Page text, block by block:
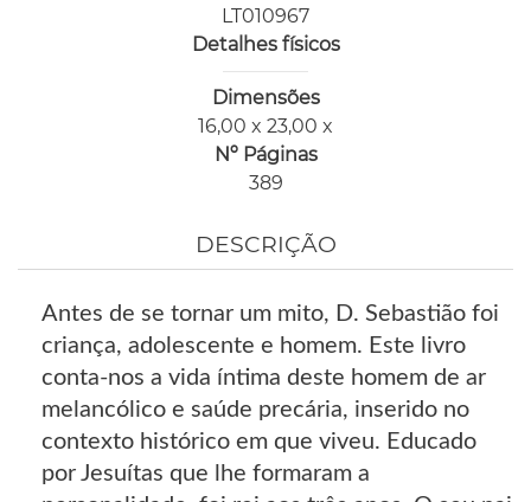
LT010967
Detalhes físicos
Dimensões
16,00 x 23,00 x
Nº Páginas
389
DESCRIÇÃO
Antes de se tornar um mito, D. Sebastião foi
criança, adolescente e homem. Este livro
conta-nos a vida íntima deste homem de ar
melancólico e saúde precária, inserido no
contexto histórico em que viveu. Educado
por Jesuítas que lhe formaram a